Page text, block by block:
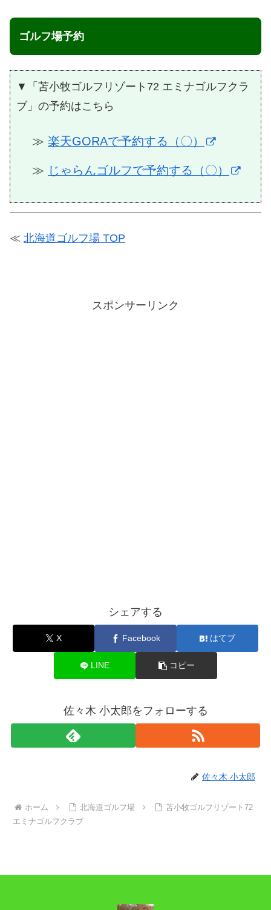
ゴルフ場予約
▼「苫小牧ゴルフリゾート72 エミナゴルフクラ
ブ」の予約はこちら
≫ 楽天GORAで予約する（〇）
≫ じゃらんゴルフで予約する（〇）
≪ 北海道ゴルフ場 TOP
スポンサーリンク
シェアする
X Facebook はてブ
LINE コピー
佐々木 小太郎をフォローする
佐々木 小太郎
ホーム 北海道ゴルフ場
苫小牧ゴルフリゾート72
エミナゴルフクラブ